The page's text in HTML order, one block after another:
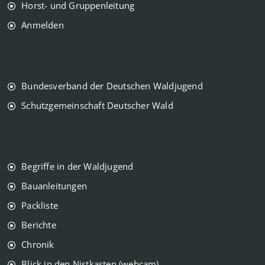
Horst- und Gruppenleitung
Anmelden
Bundesverband der Deutschen Waldjugend
Schutzgemeinschaft Deutscher Wald
Begriffe in der Waldjugend
Bauanleitungen
Packliste
Berichte
Chronik